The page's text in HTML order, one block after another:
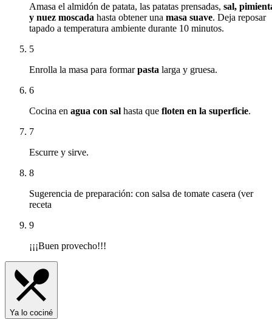
Amasa el almidón de patata, las patatas prensadas, sal,
y nuez moscada hasta obtener una masa suave. Deja reposar
tapado a temperatura ambiente durante 10 minutos.
5
Enrolla la masa para formarpasta larga y gruesa.
6
Cocina en agua con sal hasta que floten en la superficie.
7
Escurre y sirve.
8
Sugerencia de preparación: con salsa de tomate casera (ver
receta
9
¡¡¡Buen provecho!!!
Ya lo cociné